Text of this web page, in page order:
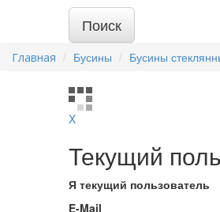
Поиск
Бусины Бусины
X
Текущий
Я текущий пользователь
E-Mail